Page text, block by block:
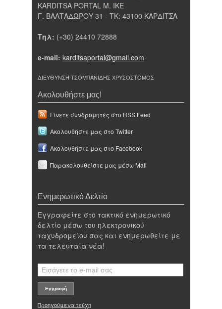
KARDITSA PORTAL Μ. ΙΚΕ
Γ. ΒΑΛΤΑΔΩΡΟΥ 31 - ΤΚ: 43100 ΚΑΡΔΙΤΣΑ
Τηλ: (+30) 24410 72888
e-mail: karditsaportal@gmail.com
ΔΙΕΥΘΥΝΣΗ ΤΣΟΜΠΑΝΙΔΗΣ ΧΡΥΣΟΣΤΟΜΟΣ
Ακολουθήστε μας!
Γίνετε συνδρομητές στο RSS Feed
Ακολουθήστε μας στο Twitter
Ακολουθήστε μας στο Facebook
Παρακολουθείστε μας μέσω Mail
Ενημερωτικό Δελτίο
Εγγραφείτε στο τακτικό ενημερωτικό
δελτίο μέσω του ηλεκτρονικού
ταχυδρομείου σας και ενημερωθείτε με
τα τελευταία νέα!
Προηγούμενα τεύχη